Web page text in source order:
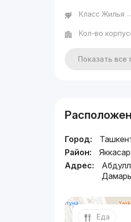
Класс Жилья
Кол-во
Показать
Город:
Район:
Адрес:
Еда